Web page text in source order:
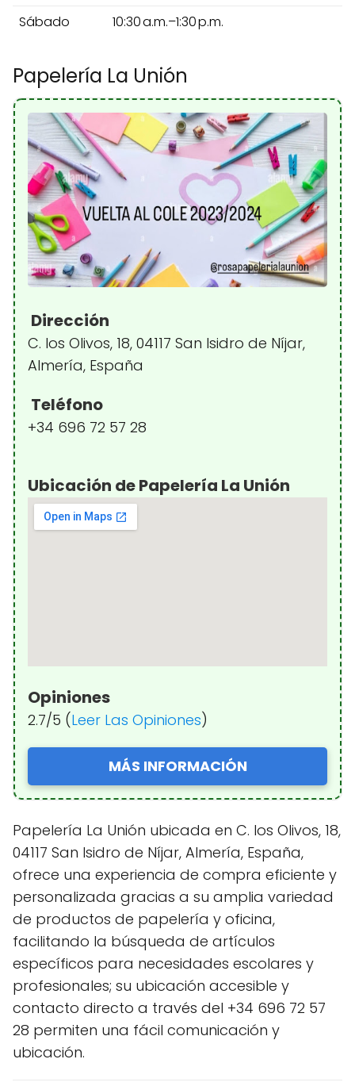
Sábado
10:30 a.m.–1:30 p.m.
Papelería La Unión
Dirección
C. los Olivos, 18, 04117 San Isidro de Níjar,
Almería, España
Teléfono
+34 696 72 57 28
Ubicación de Papelería La Unión
Opiniones
2.7/5 (Leer Las Opiniones)
MÁS INFORMACIÓN
Papelería La Unión ubicada en C. los Olivos, 18,
04117 San Isidro de Níjar, Almería, España,
ofrece una experiencia de compra eficiente y
personalizada gracias a su amplia variedad
de productos de papelería y oficina,
facilitando la búsqueda de artículos
específicos para necesidades escolares y
profesionales; su ubicación accesible y
contacto directo a través del +34 696 72 57
28 permiten una fácil comunicación y
ubicación.